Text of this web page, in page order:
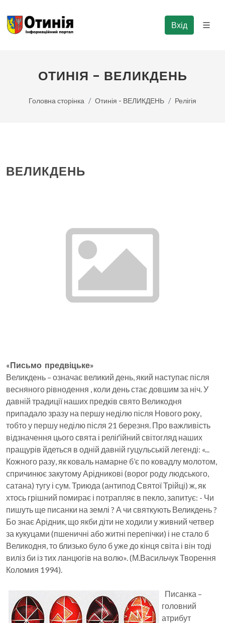
Вхід
ОТИНІЯ - ВЕЛИКДЕНЬ
Головна сторінка Отинія - ВЕЛИКДЕНЬ Релігія
ВЕЛИКДЕНЬ
«Письмо предвіцьке»
Великдень – означає великий день, який наступає після
весняного рівнодення , коли день стає довшим за ніч. У
давній традиції наших предків свято Великодня
припадало зразу на першу неділю після Нового року,
тобто у першу неділю після 21 березня. Про важливість
відзначення цього свята і реліґійний світогляд наших
пращурів йдеться в одній давній гуцульській легенді: «...
Кожного разу, як коваль намарне б’є по ковадлу молотом,
спричинює закутому Арідникові (ворог роду людського,
сатана) тугу і сум. Триюда (антипод Святої Трійці) ж, як
хтось грішний помирає і потрапляє в пекло, запитує: - Чи
пишуть ще писанки на землі ? А чи святкують Великдень ?
Бо знає Арідник, що якби діти не ходили у живний четвер
за кукуцами (пшеничні або житні перепічки) і не стало б
Великодня, то близько було б уже до кінця світа і він тоді
виліз би із тих ланцюгів на волю». (М.Васильчук Творення
Коломия 1994).
Писанка –
головний
атрибут